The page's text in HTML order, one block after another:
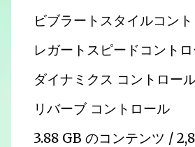
ビブラートスタイルコン
レガートスピードコント
ダイナミクス コントロー
リバーブ コントロール
3.88 GB のコンテンツ /